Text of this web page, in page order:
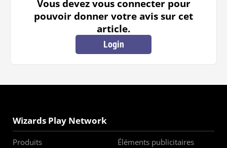
Vous devez vous connecter pour
pouvoir donner votre avis sur cet
article.
Login
Wizards Play Network
Produits
Éléments publicitaires